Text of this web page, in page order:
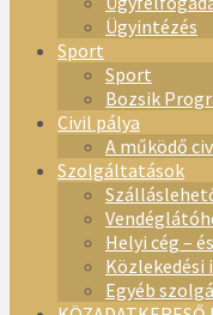
Ügyintézés
Sport
Sport
Bozsik
Civil pálya
A működő
Szolgáltatások
Helyi cég –
Egyéb